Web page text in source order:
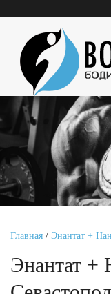
Главная / Энантат +
Энантат +